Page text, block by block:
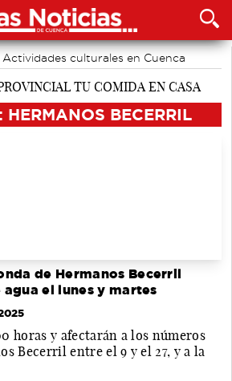
Actividades culturales en Cuenca
HERMANOS BECERRIL
de Hermanos Becerril
el lunes y martes
horas y afectarán a los números
Becerril entre el 9 y el 27, y a la